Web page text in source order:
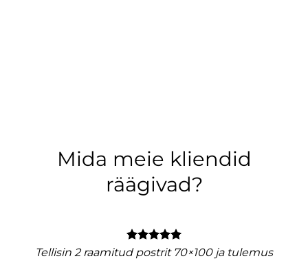
Mida meie kliendid
räägivad?
Tellisin 2 raamitud postrit 70×100 ja tulemus